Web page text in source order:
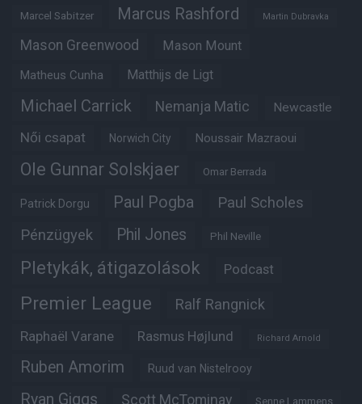
Marcel Sabitzer Marcus Rashford Martin Dubravka
Mason Greenwood Mason Mount
Matheus Cunha Matthijs de Ligt
Michael Carrick Nemanja Matic Newcastle
Női csapat Norwich City Noussair Mazraoui
Ole Gunnar Solskjaer Omar Berrada
Patrick Dorgu Paul Pogba Paul Scholes
Pénzügyek Phil Jones Phil Neville
Pletykák, átigazolások Podcast
Premier League Ralf Rangnick
Raphaël Varane Rasmus Højlund Richard Arnold
Ruben Amorim Ruud van Nistelrooy
Ryan Giggs Scott McTominay Senne Lammens